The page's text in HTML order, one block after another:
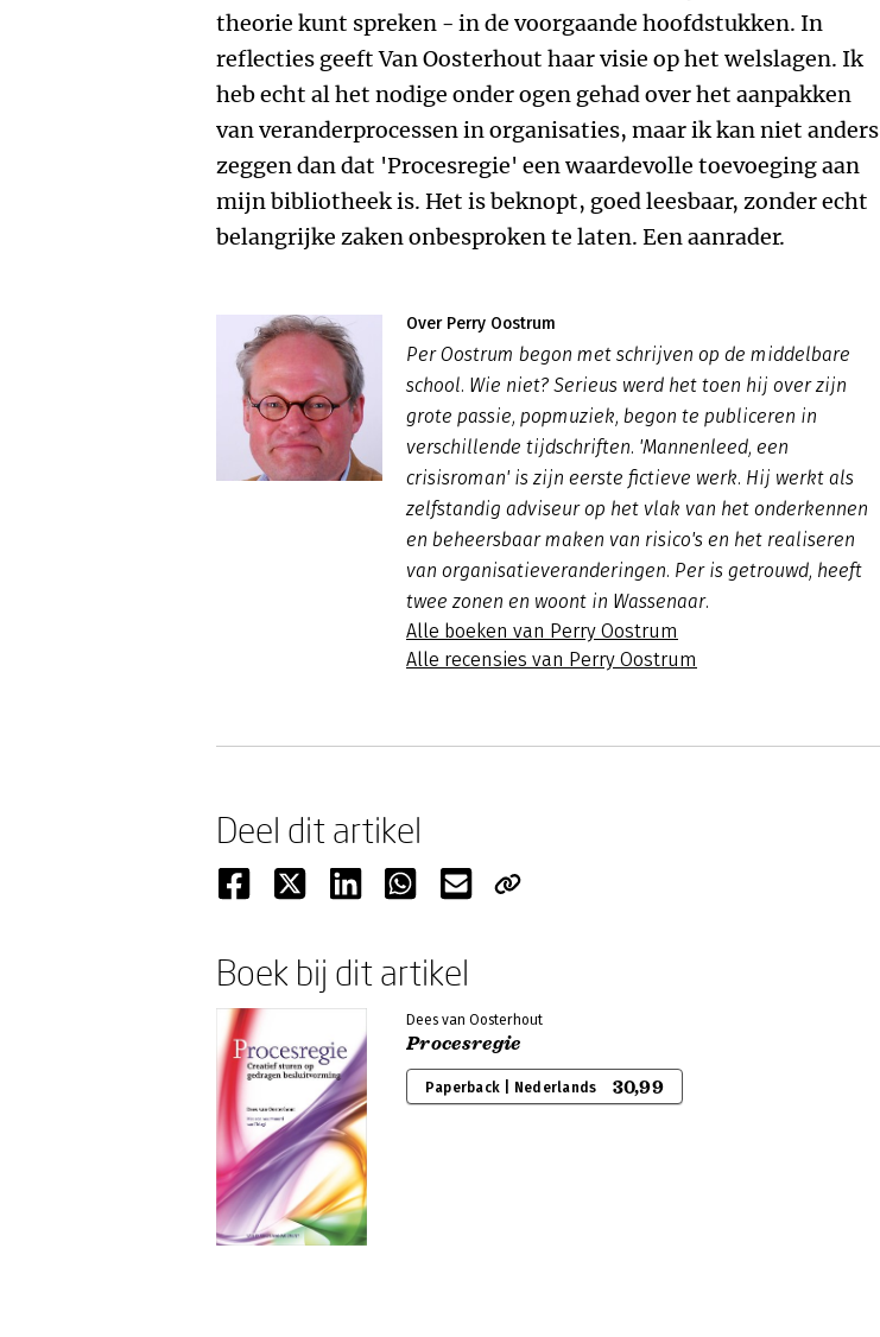
theorie kunt spreken - in de voorgaande hoofdstukken. In
reflecties geeft Van Oosterhout haar visie op het welslagen. Ik
heb echt al het nodige onder ogen gehad over het aanpakken
van veranderprocessen in organisaties, maar ik kan niet anders
zeggen dan dat 'Procesregie' een waardevolle toevoeging aan
mijn bibliotheek is. Het is beknopt, goed leesbaar, zonder echt
belangrijke zaken onbesproken te laten. Een aanrader.
Over Perry Oostrum
Per Oostrum begon met schrijven op de middelbare
school. Wie niet? Serieus werd het toen hij over zijn
grote passie, popmuziek, begon te publiceren in
verschillende tijdschriften. 'Mannenleed, een
crisisroman' is zijn eerste fictieve werk. Hij werkt als
zelfstandig adviseur op het vlak van het onderkennen
en beheersbaar maken van risico's en het realiseren
van organisatieveranderingen. Per is getrouwd, heeft
twee zonen en woont in Wassenaar.
Alle boeken van Perry Oostrum
Alle recensies van Perry Oostrum
Deel dit artikel
Boek bij dit artikel
Dees van Oosterhout
Procesregie
Paperback | Nederlands 30,99